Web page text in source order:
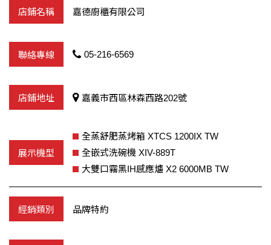
嘉德廚櫃有限公司
05-216-6569
嘉義市西區林森西路202號
全蒸舒肥蒸烤箱 XTCS 1200IX TW
全嵌式洗碗機 XIV-889T
大雙口霧黑IH感應爐 X2 6000MB TW
品牌特約